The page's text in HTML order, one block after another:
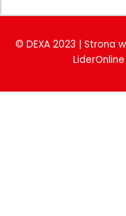
© DEXA 2023 | Strona